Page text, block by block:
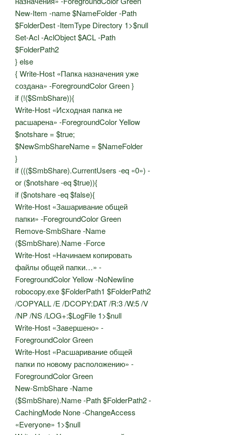
New-Item -name $NameFolder -Path
$FolderDest -ItemType Directory 1>$null
Set-Acl -AclObject $ACL -Path
$FolderPath2
} else
{ Write-Host «Папка назначения уже
создана» -ForegroundColor Green }
if (!($SmbShare)){
Write-Host «Исходная папка не
расшарена» -ForegroundColor Yellow
$notshare = $true;
$NewSmbShareName = $NameFolder
}
if ((($SmbShare).CurrentUsers -eq «0») -
or ($notshare -eq $true)){
if ($notshare -eq $false){
Write-Host «Зашаривание общей
папки» -ForegroundColor Green
Remove-SmbShare -Name
($SmbShare).Name -Force
Write-Host «Начинаем копировать
файлы общей папки…» -
ForegroundColor Yellow -NoNewline
robocopy.exe $FolderPath1 $FolderPath2
/COPYALL /E /DCOPY:DAT /R:3 /W:5 /V
/NP /NS /LOG+:$LogFile 1>$null
Write-Host «Завершено» -
ForegroundColor Green
Write-Host «Расшаривание общей
папки по новому расположению» -
ForegroundColor Green
New-SmbShare -Name
($SmbShare).Name -Path $FolderPath2 -
CachingMode None -ChangeAccess
«Everyone» 1>$null